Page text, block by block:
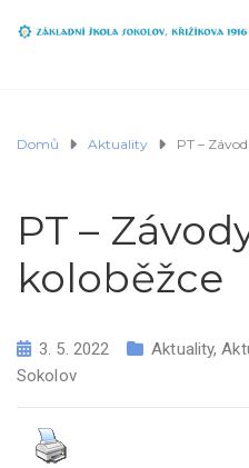
Domů Aktuality PT –
PT –
koloběžce
3. 5. 2022 Aktuality,
Sokolov